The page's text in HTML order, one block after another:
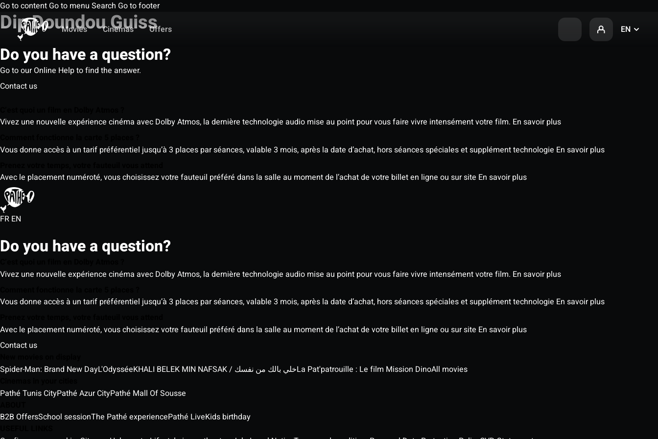
Go to content Go to menu Search Go to footer
Movies
Cinemas Offers EN
Dip Doundou Guiss
Do you have a question?
Go to our Online Help to find the answer.
Contact us
Vivez une nouvelle expérience cinéma avec Dolby Atmos, la dernière technologie audio mise au point pour vous faire vivre intensément votre film. En savoir plus
Vous donne accès à un tarif préférentiel jusqu’à 3 places par séances, valable 3 mois, après la date d’achat, hors séances spéciales et supplément technologie En savoir plus
Avec le placement numéroté, vous choisissez votre fauteuil préféré dans la salle au moment de l’achat de votre billet en ligne ou sur site En savoir plus
FR EN
Do you have a question?
Vivez une nouvelle expérience cinéma avec Dolby Atmos, la dernière technologie audio mise au point pour vous faire vivre intensément votre film. En savoir plus
Vous donne accès à un tarif préférentiel jusqu’à 3 places par séances, valable 3 mois, après la date d’achat, hors séances spéciales et supplément technologie En savoir plus
Avec le placement numéroté, vous choisissez votre fauteuil préféré dans la salle au moment de l’achat de votre billet en ligne ou sur site En savoir plus
Contact us
Spider-Man: Brand New DayL'Odyssée KHALI BELEK MIN NAFSAK / خلي بالك من نفسكLa Pat'patrouille : Le film Mission DinoAll movies
Pathé Tunis CityPathé Azur CityPathé Mall Of Sousse
B2B OffersSchool sessionThe Pathé experiencePathé LiveKids birthday